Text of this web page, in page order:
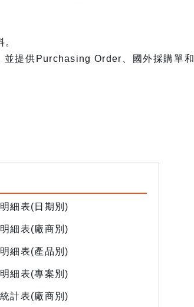
提供Purchasing Order、國外採購單
細表(日期別)
細表(廠商別)
細表(產品別)
細表(專案別)
計表(廠商別)